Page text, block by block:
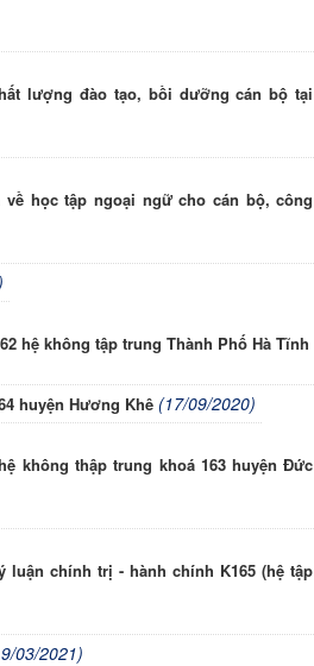
lượng đào tạo, bồi dưỡng cán bộ tại
học tập ngoại ngữ cho cán bộ, công
hệ không tập trung Thành Phố Hà Tĩnh
huyện Hương Khê (17/09/2020)
không thập trung khoá 163 huyện Đức
chính trị - hành chính K165 (hệ tập
03/2021)